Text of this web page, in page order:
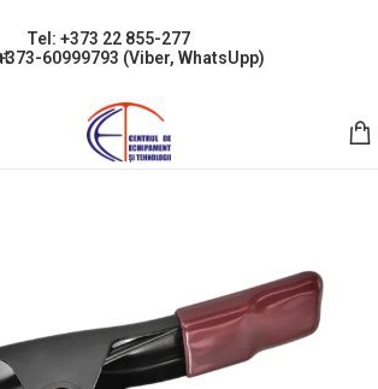
Tel: +373 22 855-277
60999793 (Viber, WhatsUpp)